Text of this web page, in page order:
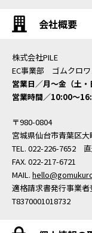
会社概要
株式会社PILE
EC事業部 ゴムクロワ
営業日／月〜金（土・
営業時間／10:00〜
〒980-0804
宮城県仙台市青葉区
TEL. 022-226-7652
FAX. 022-217-6721
MAIL.
適格請求書発行事業者
T8370001018732